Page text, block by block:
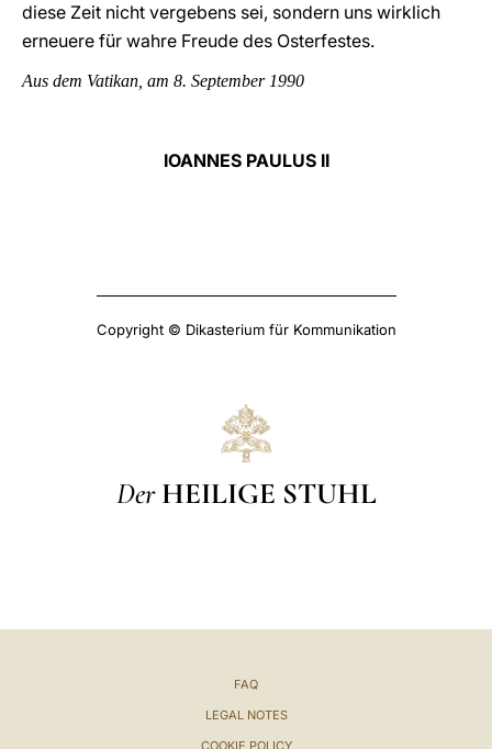
diese Zeit nicht vergebens sei, sondern uns wirklich
erneuere für wahre Freude des Osterfestes.
Aus dem Vatikan, am 8. September 1990
IOANNES PAULUS II
Copyright © Dikasterium für Kommunikation
Der HEILIGE STUHL
FAQ
LEGAL NOTES
COOKIE POLICY